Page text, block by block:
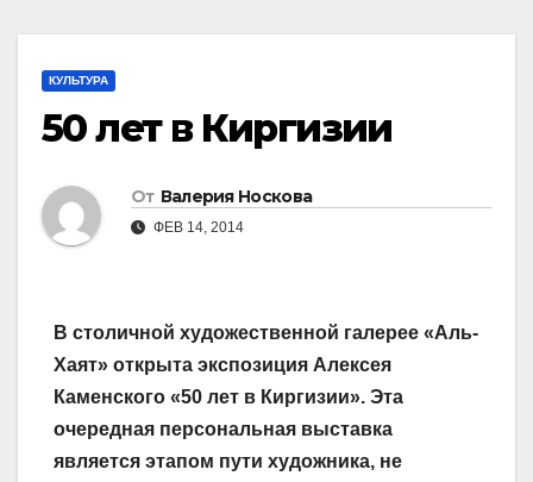
КУЛЬТУРА
50 лет в Киргизии
От Валерия Носкова
ФЕВ 14, 2014
В столичной художественной галерее «Аль-
Хаят» открыта экспозиция Алексея
Каменского «50 лет в Киргизии». Эта
очередная персональная выставка
является этапом пути художника, не